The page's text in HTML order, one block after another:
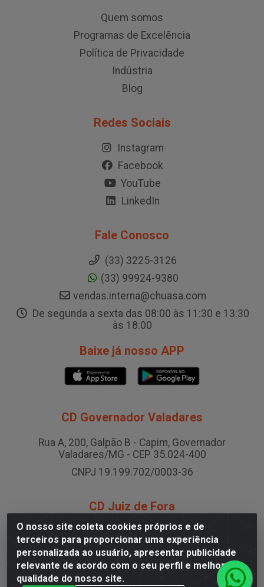
O nosso site coleta cookies próprios e de
terceiros para proporcionar uma experiência
personalizada ao usuário, apresentar publicidade
relevante de acordo com o seu perfil e melhorar a
qualidade do nosso site.
Quem somos
Programas de Excelência
Política de Privacidade
Indústria
Blog
Redes Sociais
Instagram
Facebook
YouTube
LinkedIn
Fale Conosco
(33) 3225-3126
(33) 99924-9380
vendas.interna@chuasa.com
De segunda a sexta das 08:00 às 11:30 e 13:30
às 18:00
Baixe já nosso APP
CD Governador Valadares
Rua A, 200, Galpão B - Capim, Governador
Valadares/MG - CEP 35.024-400
CNPJ 19.199.702/0003-36
CD Juiz de Fora
Rodovia BR-040 , Nº 0, Área B2 Condominio Brasil LOG
- São Pedro, Juiz de Fora/MG
CNPJ 19.199.702/0005-06